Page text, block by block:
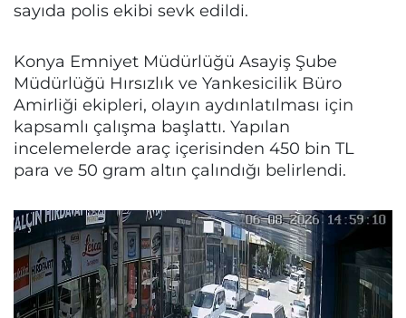
sayıda polis ekibi sevk edildi.
Konya Emniyet Müdürlüğü Asayiş Şube
Müdürlüğü Hırsızlık ve Yankesicilik Büro
Amirliği ekipleri, olayın aydınlatılması için
kapsamlı çalışma başlattı. Yapılan
incelemelerde araç içerisinden 450 bin TL
para ve 50 gram altın çalındığı belirlendi.